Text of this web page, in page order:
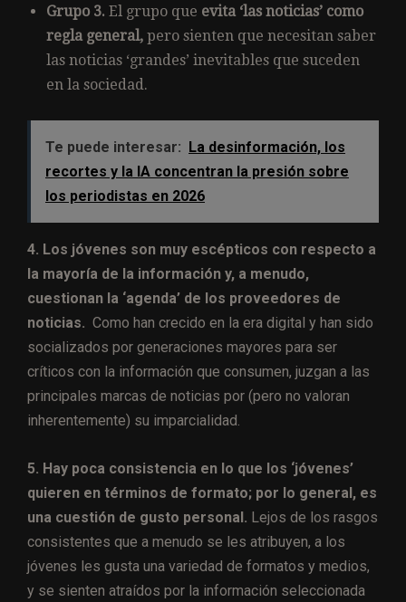
Grupo 3. El grupo que evita ‘las noticias’ como
regla general, pero sienten que necesitan saber
las noticias ‘grandes’ inevitables que suceden
en la sociedad.
Te puede interesar: La desinformación, los
recortes y la IA concentran la presión sobre
los periodistas en 2026
4. Los jóvenes son muy escépticos con respecto a
la mayoría de la información y, a menudo,
cuestionan la ‘agenda’ de los proveedores de
noticias. Como han crecido en la era digital y han sido
socializados por generaciones mayores para ser
críticos con la información que consumen, juzgan a las
principales marcas de noticias por (pero no valoran
inherentemente) su imparcialidad.
5. Hay poca consistencia en lo que los ‘jóvenes’
quieren en términos de formato; por lo general, es
una cuestión de gusto personal. Lejos de los rasgos
consistentes que a menudo se les atribuyen, a los
jóvenes les gusta una variedad de formatos y medios,
y se sienten atraídos por la información seleccionada